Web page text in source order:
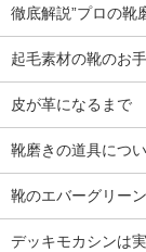
徹底解説”プロの靴
起毛素材の靴のお
皮が革になるまで
靴磨きの道具につ
靴のエバーグリー
デッキモカシンは